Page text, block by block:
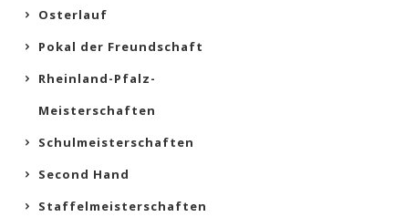
Osterlauf
Pokal der Freundschaft
Rheinland-Pfalz-
Meisterschaften
Schulmeisterschaften
Second Hand
Staffelmeisterschaften